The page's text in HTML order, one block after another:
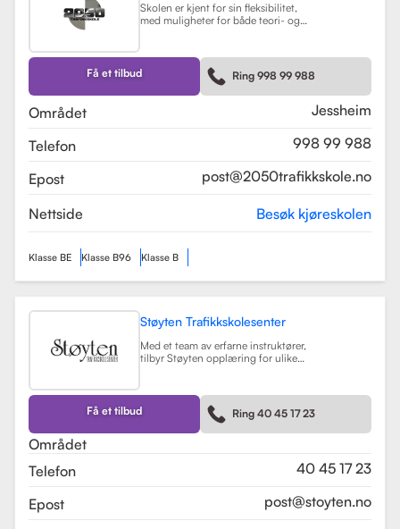
Skolen er kjent for sin fleksibilitet,
med muligheter for både teori- og
undervisningsmetoder og et
engasjert team, har 2050
Trafikkskole som mål å hjelpe elever
med å bli trygge og kompetente
Få et tilbud Ring 998 99 988
Området
Jessheim
Telefon
998 99 988
Epost
post@2050trafikkskole.no
Nettside Besøk kjøreskolen
Klasse BE Klasse B96 Klasse B
Støyten Trafikkskolesenter
Med et team av erfarne instruktører,
tilbyr Støyten opplæring for ulike
kurs som trafikalt grunnkurs og
mørkekjøring. Skolen er kjent for sin
fleksibilitet og tilpasning til elevenes
behov, noe som gjør
Få et tilbud Ring 40 45 17 23
Området
Telefon
40 45 17 23
Epost
post@stoyten.no